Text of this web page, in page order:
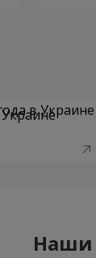
в Украине
Наши